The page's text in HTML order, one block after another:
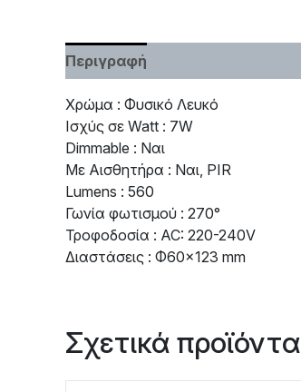
Περιγραφή
Χρώμα : Φυσικό Λευκό
Ισχύς σε Watt : 7W
Dimmable : Ναι
Με Αισθητήρα : Ναι, PIR
Lumens : 560
Γωνία φωτισμού : 270°
Τροφοδοσία : AC: 220-240V
Διαστάσεις : Φ60×123 mm
Σχετικά προϊόντα